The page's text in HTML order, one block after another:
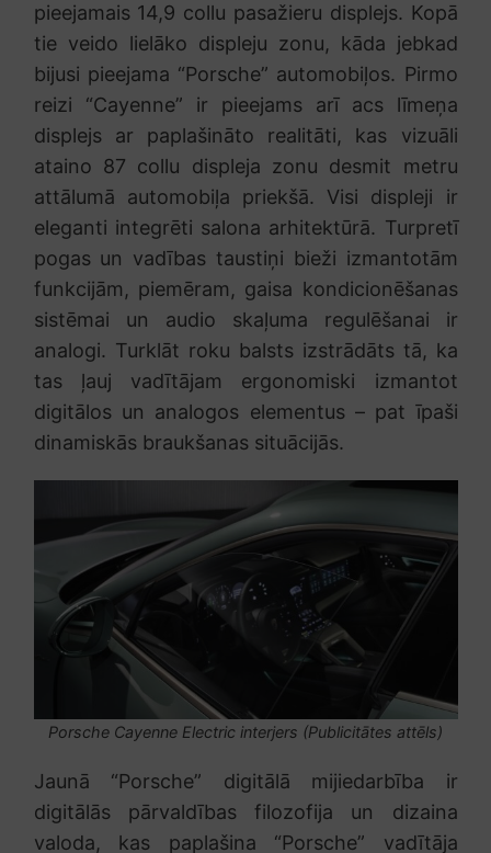
pieejamais 14,9 collu pasažieru displejs. Kopā
tie veido lielāko displeju zonu, kāda jebkad
bijusi pieejama “Porsche” automobiļos. Pirmo
reizi “Cayenne” ir pieejams arī acs līmeņa
displejs ar paplašināto realitāti, kas vizuāli
ataino 87 collu displeja zonu desmit metru
attālumā automobiļa priekšā. Visi displeji ir
eleganti integrēti salona arhitektūrā. Turpretī
pogas un vadības taustiņi bieži izmantotām
funkcijām, piemēram, gaisa kondicionēšanas
sistēmai un audio skaļuma regulēšanai ir
analogi. Turklāt roku balsts izstrādāts tā, ka
tas ļauj vadītājam ergonomiski izmantot
digitālos un analogos elementus – pat īpaši
dinamiskās braukšanas situācijās.
Porsche Cayenne Electric interjers (Publicitātes attēls)
Jaunā “Porsche” digitālā mijiedarbība ir
digitālās pārvaldības filozofija un dizaina
valoda, kas paplašina “Porsche” vadītāja